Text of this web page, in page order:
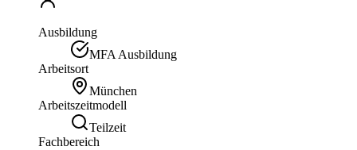
Ausbildung
MFA Ausbildung
Arbeitsort
München
Arbeitszeitmodell
Teilzeit
Fachbereich